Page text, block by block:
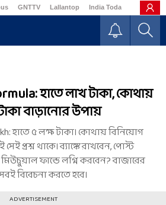
GNTTV Lallantop India Today Business
হাতে লাখ টাকা, কোথায়
বাড়ানোর উপায়
হাতে ৫ লক্ষ টাকা। কোথায় বিনিয়োগ
প্রশ্ন থাকে। ব্যাঙ্কে রাখবেন, পোস্ট
ফান্ডে লগ্নি করবেন? বাজারের
বিবেচনা করতে হবে।
ADVERTISEMENT